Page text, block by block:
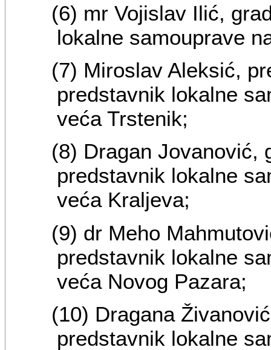
(6) mr Vojislav Ilić,
lokalne samouprave
(7) Miroslav Aleksić,
predstavnik lokalne
veća Trstenik;
(8) Dragan Jovanović,
predstavnik lokalne
veća Kraljeva;
(9) dr Meho
predstavnik lokalne
veća Novog Pazara;
(10) Dragana
predstavnik lokalne